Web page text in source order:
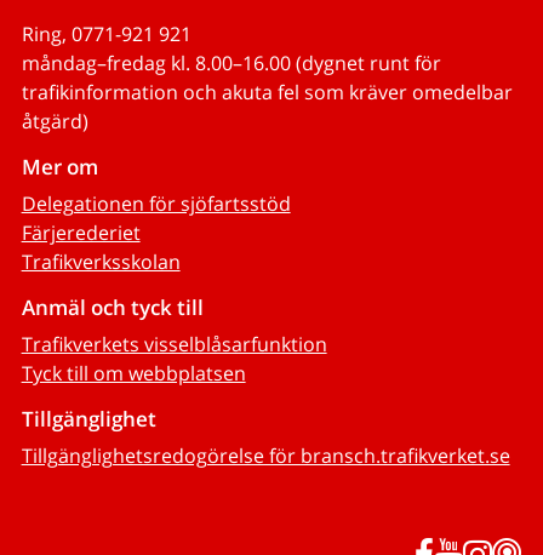
Ring, 0771-921 921
måndag–fredag kl. 8.00–16.00 (dygnet runt för
trafikinformation och akuta fel som kräver omedelbar
åtgärd)
Mer om
Delegationen för sjöfartsstöd
Färjerederiet
Trafikverksskolan
Anmäl och tyck till
Trafikverkets visselblåsarfunktion
Tyck till om webbplatsen
Tillgänglighet
Tillgänglighetsredogörelse för bransch.trafikverket.se